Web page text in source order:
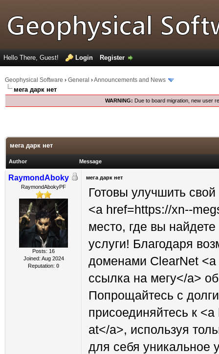
Hello There, Guest! Login Register
Geophysical Software › General ›Announcements and News
мега дарк нет
WARNING: Due to board migration, new user
мега дарк нет
Author Message
RaymondAboky
RaymondAbokyPF
Posts: 16
Joined: Aug 2024
Reputation: 0
мега дарк нет
Готовы улучшить
<a href=https://xn--
место, где вы
услуги! Благодаря
доменами ClearNet <a
ссылка на мегу</a>
Попрощайтесь с
присоединяйтесь к
at</a>, используя
для себя уникальное